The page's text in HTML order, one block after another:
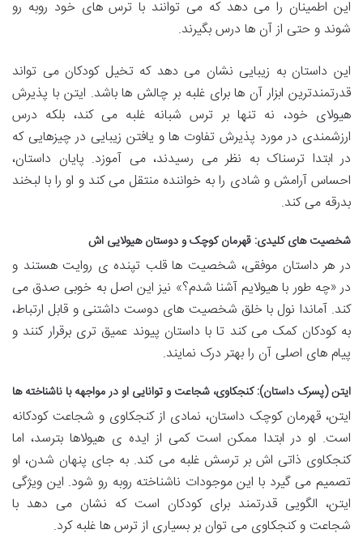
این اطمینان را می دهد که می توانند با ترس های خود روبه رو
شوند و حتی از آن ها درس بگیرند.
این داستان به زیبایی نشان می دهد که تخیل کودکان می تواند
قدرتمندترین ابزار آن ها برای غلبه بر چالش ها باشد. ایتن با پذیرش
هیولای خود، نه تنها بر ترس شبانه غلبه می کند، بلکه درس
ارزشمندی در مورد پذیرش تفاوت ها و یافتن زیبایی در چیزهایی که
در ابتدا ترسناک به نظر می رسیدند، می آموزد. پایان داستان،
احساس آرامش و شادی را به خواننده منتقل می کند و او را با لبخند
بدرقه می کند.
شخصیت های کلیدی: قهرمان کوچک و دوستان هیولایی اش
در هر داستان موفقی، شخصیت ها قلب تپنده ی روایت هستند و
در «چه طور با هیولایم آشنا شدم؟» نیز این اصل به خوبی صدق می
کند. آماندا نول با خلق شخصیت های دوست داشتنی و قابل ارتباط،
به کودکان کمک می کند تا با داستان پیوند عمیق تری برقرار کنند و
پیام های اصلی آن را بهتر درک نمایند.
ایتن (پسرک داستان): کنجکاوی، شجاعت و توانایی او در مواجهه با ناشناخته ها
ایتن، قهرمان کوچک داستان، نمادی از کنجکاوی و شجاعت کودکانه
است. او در ابتدا ممکن است کمی از ایده ی هیولاها بترسد، اما
کنجکاوی ذاتی اش بر ترسش غلبه می کند. به جای پنهان شدن، او
تصمیم می گیرد با این موجودات ناشناخته روبه رو شود. این ویژگی
ایتن، الگویی قدرتمند برای کودکان است که نشان می دهد با
شجاعت و کنجکاوی می توان بر بسیاری از ترس ها غلبه کرد.